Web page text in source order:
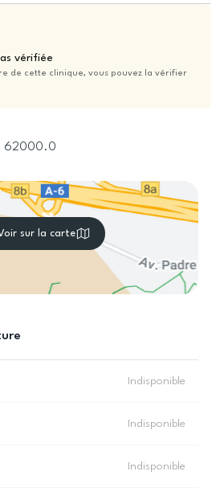
vérifiée
de cette clinique, vous pouvez la vérifier
62000.0
sur la carte
Indisponible
Indisponible
Indisponible